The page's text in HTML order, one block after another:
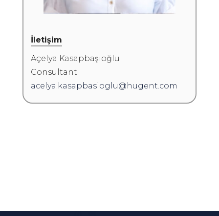
İletişim
Açelya Kasapbaşıoğlu
Consultant
acelya.kasapbasioglu@hugent.com